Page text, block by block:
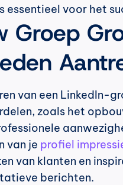
essentieel voor het
Groep
van een LinkedIn-
zoals het
van je profiel
van klanten en
berichten.